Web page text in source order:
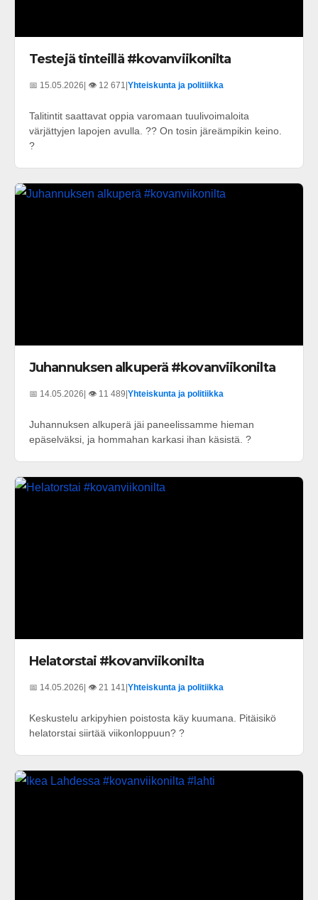
Testejä tinteillä #kovanviikonilta
📅 15.05.2026| 👁️ 12 671 |Yhteiskunta ja politiikka
Talitintit saattavat oppia varomaan tuulivoimaloita
värjättyjen lapojen avulla. ?? On tosin järeämpikin keino.
?
Juhannuksen alkuperä #kovanviikonilta
📅 14.05.2026 | 👁️ 11 489 Yhteiskunta ja politiikka
Juhannuksen alkuperä jäi paneelissamme hieman
epäselväksi, ja hommahan karkasi ihan käsistä. ?
Helatorstai #kovanviikonilta
📅 14.05.2026 | 👁️ 21 141 Yhteiskunta ja politiikka
Keskustelu arkipyhien poistosta käy kuumana. Pitäisikö
helatorstai siirtää viikonloppuun? ?